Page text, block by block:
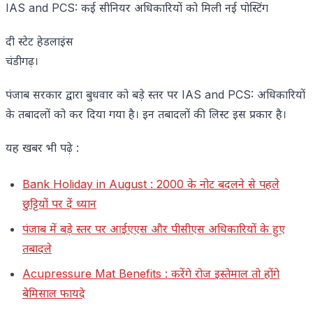
IAS and PCS: कई सीनियर अधिकारियों को मिली नई पोस्टिंग
दी स्टेट हेडलाइंस
चंडीगढ़।
पंजाब सरकार द्वारा बुधवार को बड़े स्तर पर IAS and PCS: अधिकारियों
के तबादलों को कर दिया गया है। इन तबादलों की लिस्ट इस प्रकार है।
यह खबर भी पढ़े :
Bank Holiday in August : 2000 के नोट बदलने से पहले
छुट्टियों पर दें ध्यान
पंजाब में बड़े स्तर पर आईएएस और पीसीएस अधिकारियों के हुए
तबादले
Acupressure Mat Benefits : करेंगे रोज इस्तेमाल तो होंगे
बेमिसाल फायदे